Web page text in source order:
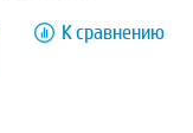
К сравнению